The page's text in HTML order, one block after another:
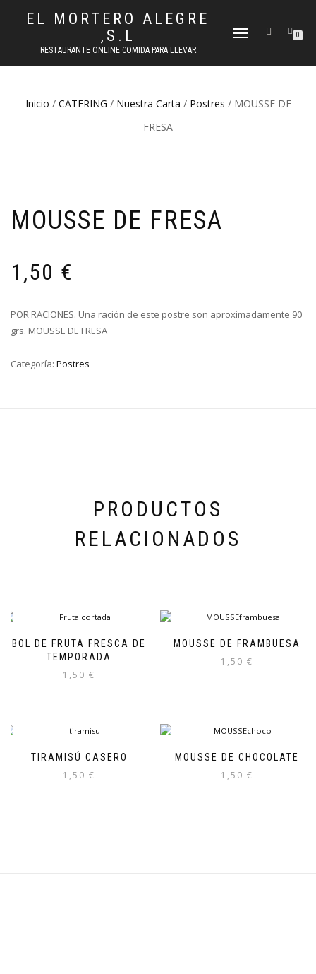
EL MORTERO ALEGRE
,S.L
RESTAURANTE ONLINE COMIDA PARA LLEVAR
CAMBIAR
0
Inicio / CATERING / Nuestra Carta / Postres / MOUSSE DE
FRESA
MOUSSE DE FRESA
1,50 €
POR RACIONES. Una ración de este postre son aproximadamente 90
grs. MOUSSE DE FRESA
Categoría: Postres
PRODUCTOS
RELACIONADOS
BOL DE FRUTA FRESCA DE
TEMPORADA
1,50 €
MOUSSE DE FRAMBUESA
1,50 €
TIRAMISÚ CASERO
1,50 €
MOUSSE DE CHOCOLATE
1,50 €